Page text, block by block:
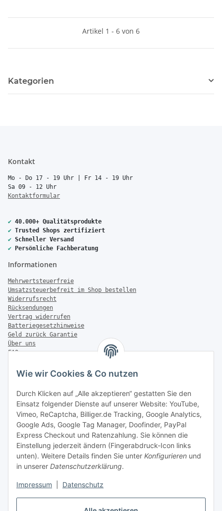
Wie wir Cookies & Co nutzen
Durch Klicken auf „Alle akzeptieren“ gestatten Sie den
Einsatz folgender Dienste auf unserer Website: YouTube,
Vimeo, ReCaptcha, Billiger.de Tracking, Google Analytics,
Google Ads, Google Tag Manager, Doofinder, PayPal
Express Checkout und Ratenzahlung. Sie können die
Einstellung jederzeit ändern (Fingerabdruck-Icon links
unten). Weitere Details finden Sie unter Konfigurieren und
in unserer Datenschutzerklärung.
Impressum Datenschutz
Artikel 1 - 6 von 6
Kategorien
Kontakt
Mo - Do 17 - 19 Uhr | Fr 14 - 19 Uhr
Sa 09 - 12 Uhr
Kontaktformular
✔ 40.000+ Qualitätsprodukte
✔ Trusted Shops zertifiziert
✔ Schneller Versand
✔ Persönliche Fachberatung
Informationen
Mehrwertsteuerfreie
Umsatzsteuerbefreit im Shop bestellen
Widerrufsrecht
Rücksendungen
Vertrag widerrufen
Batteriegesetzhinweise
Geld zurück Garantie
Über uns
FAQ
Zahlung & Versand
Versandinformationen
Sonstiges